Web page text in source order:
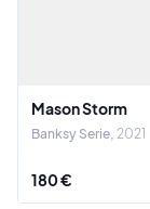
Mason Storm
Banksy Serie 2021
180 €